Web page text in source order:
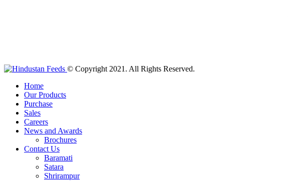
© Copyright 2021. All Rights Reserved.
Home
Our Products
Purchase
Sales
Careers
News and Awards
Brochures
Contact Us
Baramati
Satara
Shrirampur